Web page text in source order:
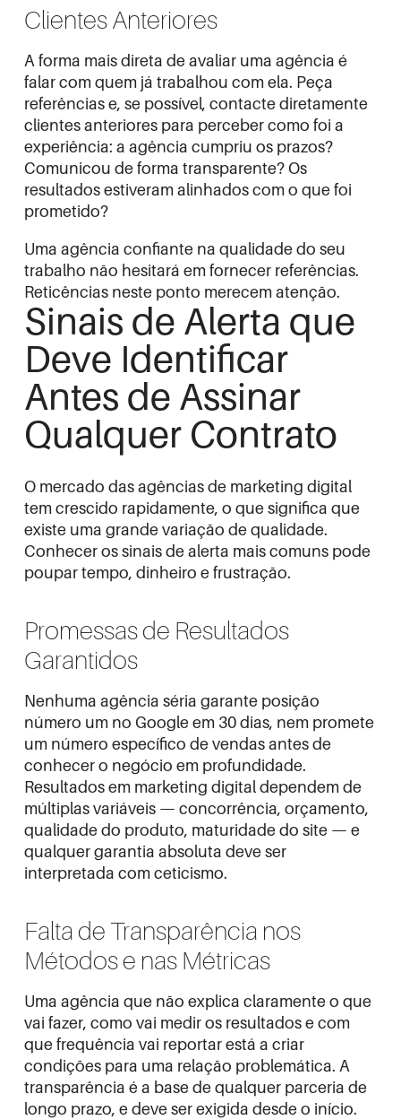
Clientes Anteriores
A forma mais direta de avaliar uma agência é
falar com quem já trabalhou com ela. Peça
referências e, se possível, contacte diretamente
clientes anteriores para perceber como foi a
experiência: a agência cumpriu os prazos?
Comunicou de forma transparente? Os
resultados estiveram alinhados com o que foi
prometido?
Uma agência confiante na qualidade do seu
trabalho não hesitará em fornecer referências.
Reticências neste ponto merecem atenção.
Sinais de Alerta que
Deve Identificar
Antes de Assinar
Qualquer Contrato
O mercado das agências de marketing digital
tem crescido rapidamente, o que significa que
existe uma grande variação de qualidade.
Conhecer os sinais de alerta mais comuns pode
poupar tempo, dinheiro e frustração.
Promessas de Resultados
Garantidos
Nenhuma agência séria garante posição
número um no Google em 30 dias, nem promete
um número específico de vendas antes de
conhecer o negócio em profundidade.
Resultados em marketing digital dependem de
múltiplas variáveis — concorrência, orçamento,
qualidade do produto, maturidade do site — e
qualquer garantia absoluta deve ser
interpretada com ceticismo.
Falta de Transparência nos
Métodos e nas Métricas
Uma agência que não explica claramente o que
vai fazer, como vai medir os resultados e com
que frequência vai reportar está a criar
condições para uma relação problemática. A
transparência é a base de qualquer parceria de
longo prazo, e deve ser exigida desde o início.